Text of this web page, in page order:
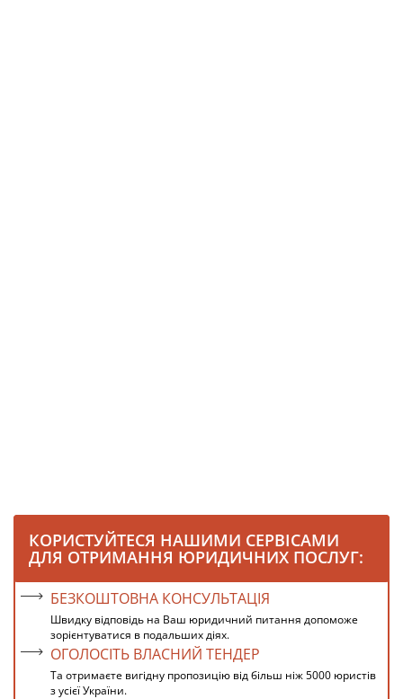
КОРИСТУЙТЕСЯ НАШИМИ СЕРВІСАМИ
ДЛЯ ОТРИМАННЯ ЮРИДИЧНИХ ПОСЛУГ:
БЕЗКОШТОВНА КОНСУЛЬТАЦІЯ
Швидку відповідь на Ваш юридичний питання допоможе
зорієнтуватися в подальших діях.
ОГОЛОСІТЬ ВЛАСНИЙ ТЕНДЕР
Та отримаєте вигідну пропозицію від більш ніж 5000 юристів
з усієї України.